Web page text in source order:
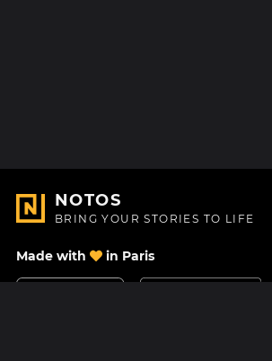
NOTOS
BRING YOUR STORIES TO LIFE
Made with in Paris